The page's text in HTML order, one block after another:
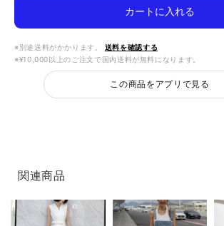
カートに入れる
※別途送料がかかります。
送料を確認する
※¥10,000以上のご注文で国内送料が無料になります。
この商品をアプリで見る
関連商品